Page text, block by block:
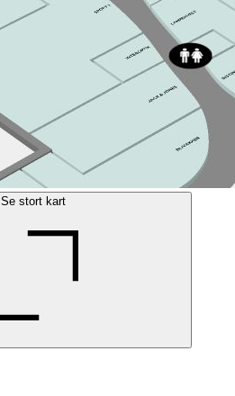
Se stort kart